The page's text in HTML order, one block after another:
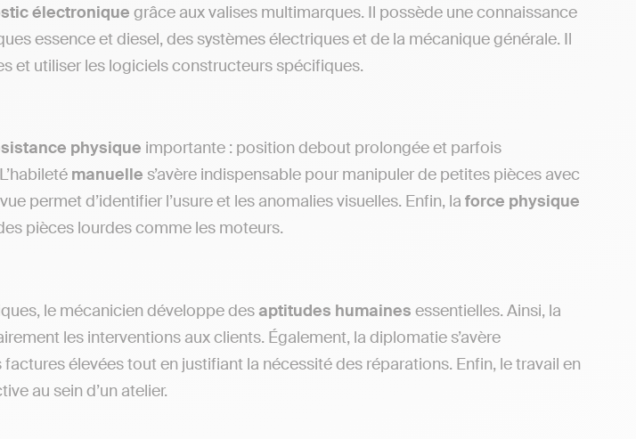
électronique grâce aux valises multimarques. Il possède une connaissance
essence et diesel, des systèmes électriques et de la mécanique générale. Il
et utiliser les logiciels constructeurs spécifiques.
physique importante : position debout prolongée et parfois
manuelle s’avère indispensable pour manipuler de petites pièces avec
permet d’identifier l’usure et les anomalies visuelles. Enfin, la force physique
pièces lourdes comme les moteurs.
le mécanicien développe des aptitudes humaines essentielles. Ainsi, la
les interventions aux clients. Également, la diplomatie s’avère
élevées tout en justifiant la nécessité des réparations. Enfin, le travail en
au sein d’un atelier.